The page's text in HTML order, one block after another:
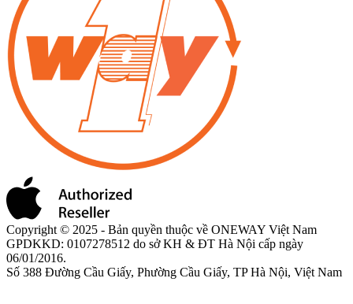
Copyright © 2025 - Bản quyền thuộc về ONEWAY Việt Nam
GPDKKD: 0107278512 do sở KH & ĐT Hà Nội cấp ngày
06/01/2016.
Số 388 Đường Cầu Giấy, Phường Cầu Giấy, TP Hà Nội, Việt Nam